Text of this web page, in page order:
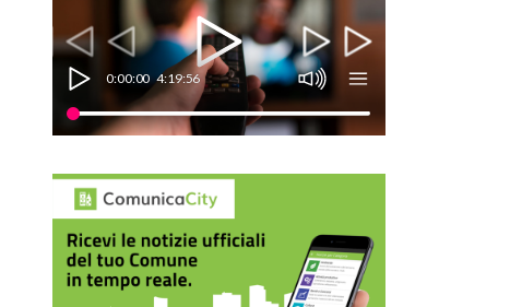
0:00:00 4:19:56